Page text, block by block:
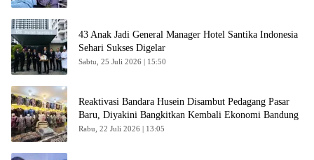
43 Anak Jadi General Manager Hotel Santika Indonesia
Sehari Sukses Digelar
Sabtu, 25 Juli 2026 | 15:50
Reaktivasi Bandara Husein Disambut Pedagang Pasar
Baru, Diyakini Bangkitkan Kembali Ekonomi Bandung
Rabu, 22 Juli 2026 | 13:05